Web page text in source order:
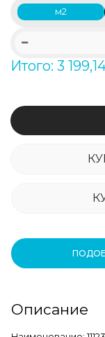
м2
Итого: 3
Описание